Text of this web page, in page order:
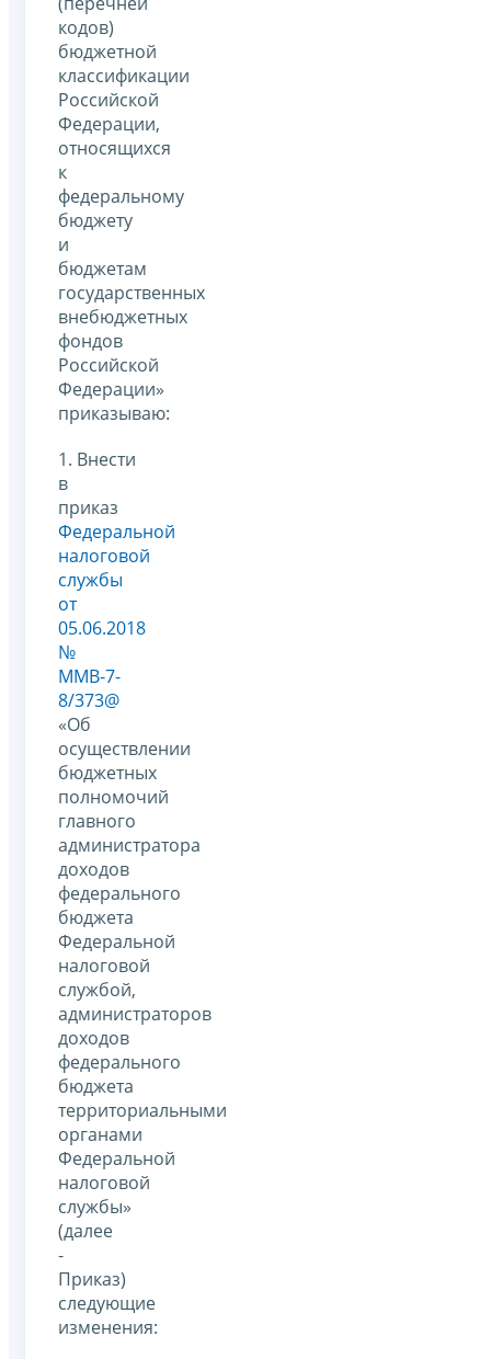
кодов)
бюджетной
классификации
Российской
Федерации,
относящихся
к
федеральному
бюджету
и
бюджетам
государственных
внебюджетных
фондов
Российской
Федерации»
приказываю:
1. Внести
в
приказ
Федеральной
налоговой
службы
от
05.06.2018
№
ММВ-7-
8/373@
«Об
осуществлении
бюджетных
полномочий
главного
администратора
доходов
федерального
бюджета
Федеральной
налоговой
службой,
администраторов
доходов
федерального
бюджета
территориальными
органами
Федеральной
налоговой
службы»
(далее
-
Приказ)
следующие
изменения: